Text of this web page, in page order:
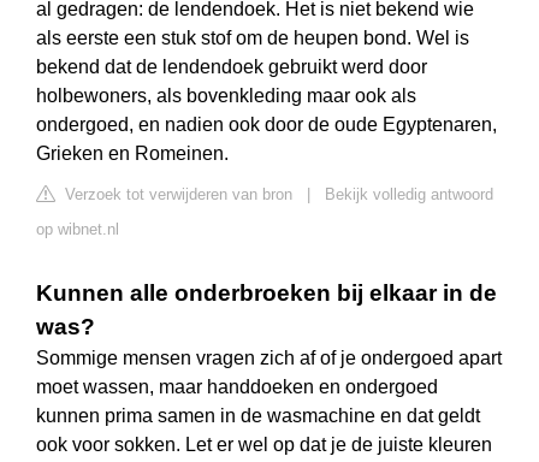
al gedragen: de lendendoek. Het is niet bekend wie
als eerste een stuk stof om de heupen bond. Wel is
bekend dat de lendendoek gebruikt werd door
holbewoners, als bovenkleding maar ook als
ondergoed, en nadien ook door de oude Egyptenaren,
Grieken en Romeinen.
Verzoek tot verwijderen van bron
Bekijk volledig antwoord
op wibnet.nl
Kunnen alle onderbroeken bij elkaar in de
was?
Sommige mensen vragen zich af of je ondergoed apart
moet wassen, maar handdoeken en ondergoed
kunnen prima samen in de wasmachine en dat geldt
ook voor sokken. Let er wel op dat je de juiste kleuren